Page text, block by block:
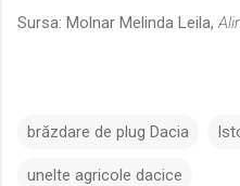
Sursa: Molnar Melinda Leila,
brăzdare de plug Dacia
unelte agricole dacice